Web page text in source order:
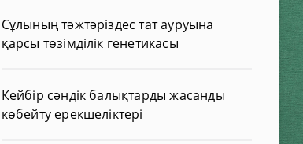
Сұлының тәжтәріздес тат ауруына
қарсы төзімділік генетикасы
Кейбір сәндік балықтарды жасанды
көбейту ерекшеліктері